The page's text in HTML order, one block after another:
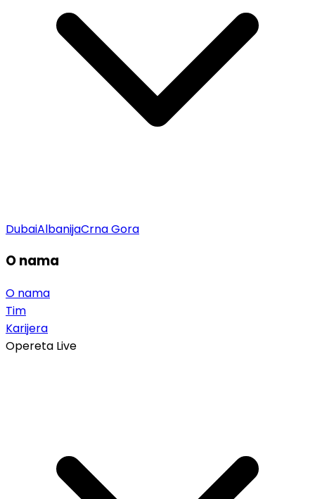
DubaiAlbanijaCrna Gora
O nama
O nama
Tim
Karijera
Opereta Live